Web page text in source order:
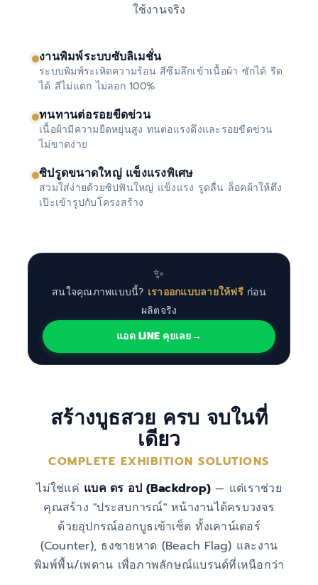
ใช้งานจริง
งานพิมพ์ระบบซับลิเมชั่น
ระบบพิมพ์ระเหิดความร้อน สีซึมลึกเข้าเนื้อผ้า ซักได้ รีด
ได้ สีไม่แตก ไม่ลอก 100%
ทนทานต่อรอยขีดข่วน
เนื้อผ้ามีความยืดหยุ่นสูง ทนต่อแรงดึงและรอยขีดข่วน
ไม่ขาดง่าย
ซิปรูดขนาดใหญ่ แข็งแรงพิเศษ
สวมใส่ง่ายด้วยซิปฟันใหญ่ แข็งแรง รูดลื่น ล็อคผ้าให้ตึง
เป๊ะเข้ารูปกับโครงสร้าง
✨
สนใจคุณภาพแบบนี้? เราออกแบบลายให้ฟรีก่อน
ผลิตจริง
แอด LINE คุยเลย→
สร้างบูธสวย ครบ จบในที่
เดียว
COMPLETE EXHIBITION SOLUTIONS
ไม่ใช่แค่ แบค ดร อป (Backdrop) — แต่เราช่วย
คุณสร้าง "ประสบการณ์" หน้างานได้ครบวงจร
ด้วยอุปกรณ์ออกบูธเข้าเซ็ต ทั้งเคาน์เตอร์
(Counter), ธงชายหาด (Beach Flag) และงาน
พิมพ์พื้น/เพดาน เพื่อภาพลักษณ์แบรนด์ที่เหนือกว่า